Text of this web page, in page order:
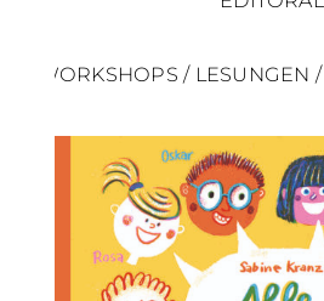
WORKSHOPS / LESUNGEN